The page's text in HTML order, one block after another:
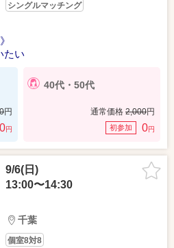
シングルマッチング
たい
円
円
40代・50代
通常価格 2,000円
初参加 0円
9/6(日)
13:00〜14:30
千葉
個室8対8